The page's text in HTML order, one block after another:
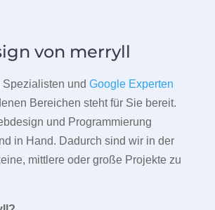
von merryll
Spezialisten und Google Experten
Bereichen steht für Sie bereit.
und Programmierung
in Hand. Dadurch sind wir in der
mittlere oder große Projekte zu